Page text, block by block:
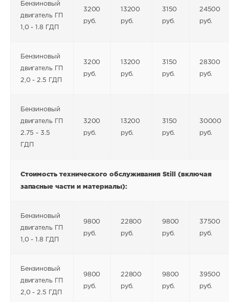
Бензиновый
двигатель ГП
1,0 - 1.8 ГДП
3200
руб.
13200
руб.
3150
руб.
24500
руб.
Бензиновый
двигатель ГП
2,0 - 2.5 ГДП
3200
руб.
13200
руб.
3150
руб.
28300
руб.
Бензиновый
двигатель ГП
2.75 - 3.5
ГДП
3200
руб.
13200
руб.
3150
руб.
30000
руб.
Стоимость технического обслуживания Still (включая
запасные части и материалы):
Бензиновый
двигатель ГП
1,0 - 1.8 ГДП
9800
руб.
22800
руб.
9800
руб.
37500
руб.
Бензиновый
двигатель ГП
2,0 - 2.5 ГДП
9800
руб.
22800
руб.
9800
руб.
39500
руб.